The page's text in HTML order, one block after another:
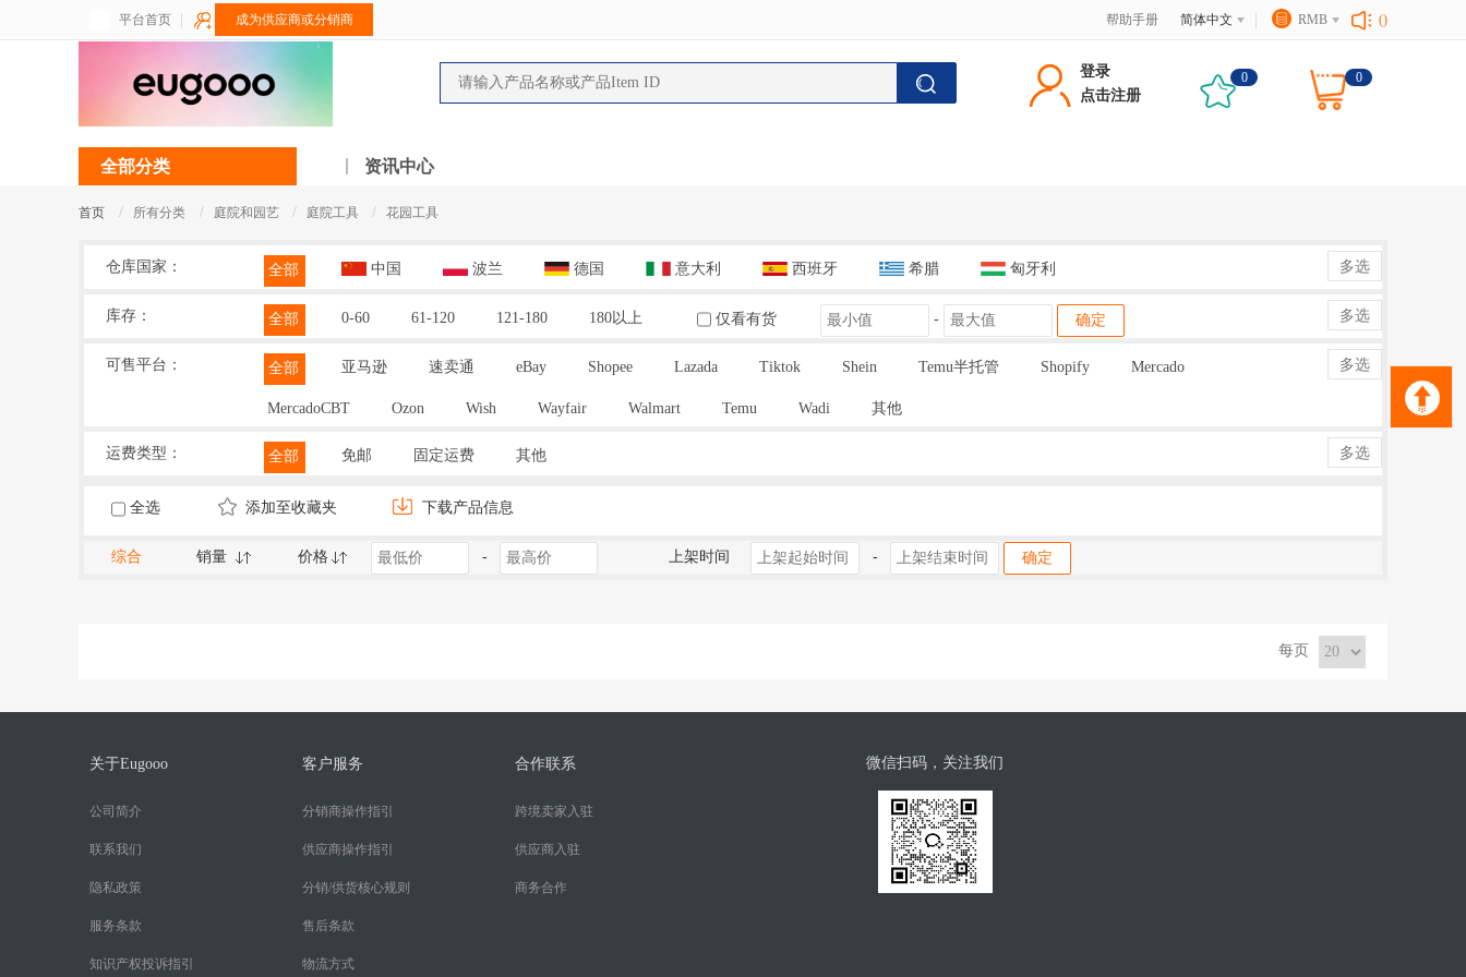
平台首页 成为供应商或分销商 帮助手册 简体中文 RMB ()
登录
点击注册
0 0
全部分类 资讯中心
首页 / 所有分类 / 庭院和园艺 / 庭院工具 / 花园工具
仓库国家： 全部 中国 波兰 德国 意大利 西班牙 希腊 匈牙利 多选
库存： 全部 0-60 61-120 121-180 180以上 仅看有货 - 确定 多选
可售平台： 全部 亚马逊 速卖通 eBay Shopee Lazada Tiktok Shein Temu半托管 Shopify Mercado
MercadoCBT Ozon Wish Wayfair Walmart Temu Wadi 其他
多选
运费类型： 全部 免邮 固定运费 其他 多选
全选 添加至收藏夹 下载产品信息
综合 销量 价格 - 上架时间 - 确定
每页
关于Eugooo
公司简介
联系我们
隐私政策
服务条款
知识产权投诉指引
客户服务
分销商操作指引
供应商操作指引
分销/供货核心规则
售后条款
物流方式
合作联系
跨境卖家入驻
供应商入驻
商务合作
微信扫码，关注我们